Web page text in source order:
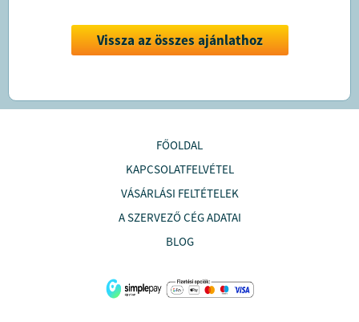
Vissza az összes ajánlathoz
FŐOLDAL
KAPCSOLATFELVÉTEL
VÁSÁRLÁSI FELTÉTELEK
A SZERVEZŐ CÉG ADATAI
BLOG